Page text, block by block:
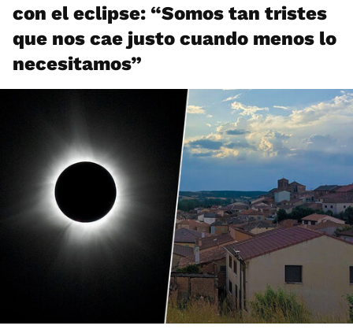
con el eclipse: “Somos tan tristes
que nos cae justo cuando menos lo
necesitamos”